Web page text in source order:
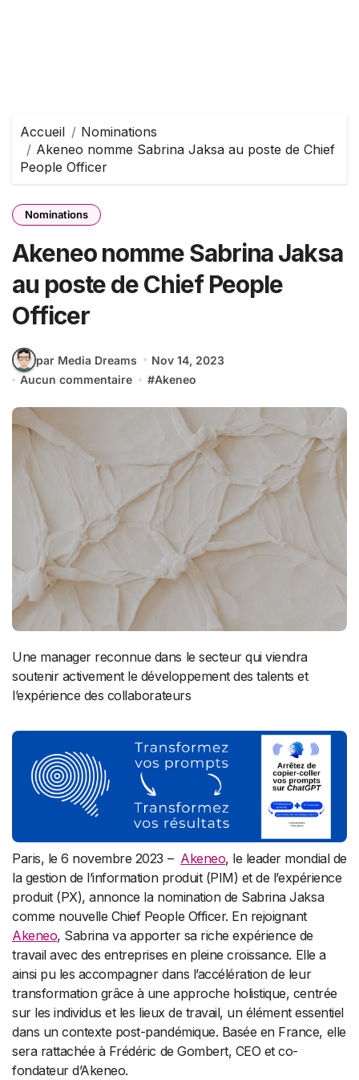
Accueil
Nominations
Akeneo nomme Sabrina Jaksa au poste de Chief
People Officer
Nominations
Akeneo nomme Sabrina Jaksa
au poste de Chief People
Officer
par Media Dreams
Nov 14, 2023
Aucun commentaire
#Akeneo
Une manager reconnue dans le secteur qui viendra
soutenir activement le développement des talents et
l’expérience des collaborateurs
Paris, le 6 novembre 2023 – Akeneo, le leader mondial de
la gestion de l’information produit (PIM) et de l’expérience
produit (PX), annonce la nomination de Sabrina Jaksa
comme nouvelle Chief People Officer. En rejoignant
Akeneo, Sabrina va apporter sa riche expérience de
travail avec des entreprises en pleine croissance. Elle a
ainsi pu les accompagner dans l’accélération de leur
transformation grâce à une approche holistique, centrée
sur les individus et les lieux de travail, un élément essentiel
dans un contexte post-pandémique. Basée en France, elle
sera rattachée à Frédéric de Gombert, CEO et co-
fondateur d’Akeneo.